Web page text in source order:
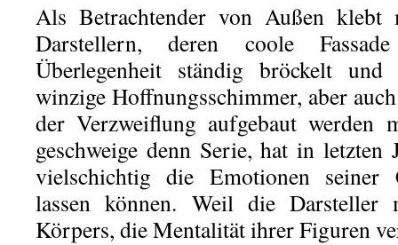
Als Betrachtender von Außen
Darstellern, deren coole
Überlegenheit ständig bröckelt
winzige Hoffnungsschimmer, aber
der Verzweiflung aufgebaut werden
geschweige denn Serie, hat in letzten
vielschichtig die Emotionen seiner
lassen können. Weil die Darsteller
Körpers, die Mentalität ihrer Figuren